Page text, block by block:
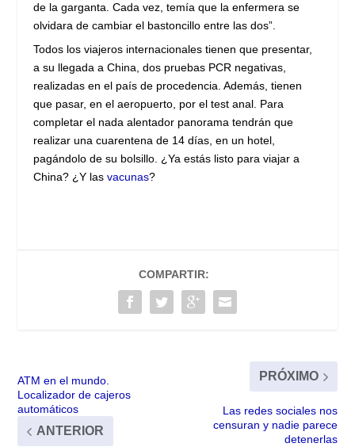
de la garganta. Cada vez, temía que la enfermera se
olvidara de cambiar el bastoncillo entre las dos”.
Todos los viajeros internacionales tienen que presentar,
a su llegada a China, dos pruebas PCR negativas,
realizadas en el país de procedencia. Además, tienen
que pasar, en el aeropuerto, por el test anal. Para
completar el nada alentador panorama tendrán que
realizar una cuarentena de 14 días, en un hotel,
pagándolo de su bolsillo. ¿Ya estás listo para viajar a
China? ¿Y lasvacunas?
COMPARTIR:
ATM en el mundo.
Localizador de cajeros
automáticos
ANTERIOR
PRÓXIMO
Las redes sociales nos
censuran y nadie parece
detenerlas